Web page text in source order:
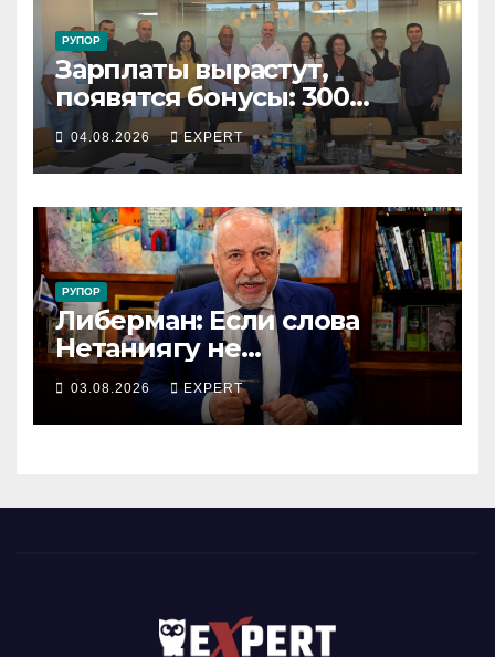
РУПОР
Зарплаты вырастут,
появятся бонусы: 300
сотрудников «Штраус»
получили новый
коллективный договор
04.08.2026 EXPERT
РУПОР
Либерман: Если слова
Нетаниягу не
предвыборный трюк, пусть
докажет это делом
03.08.2026 EXPERT